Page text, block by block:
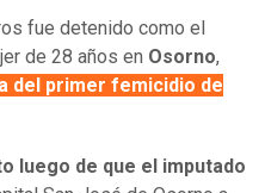
fue detenido como el
de 28 años en Osorno,
del primer femicidio de
luego de que el imputado